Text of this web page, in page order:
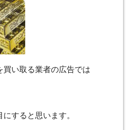
い取る業者の広告では
すると思います。